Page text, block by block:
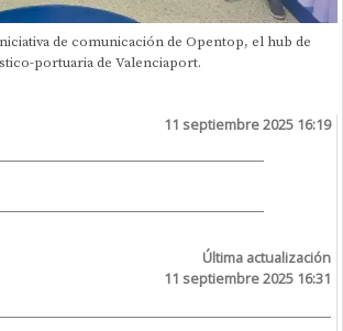
de comunicación de Opentop, el hub de
portuaria de Valenciaport.
11 septiembre 2025 16:19
Última actualización
11 septiembre 2025 16:31